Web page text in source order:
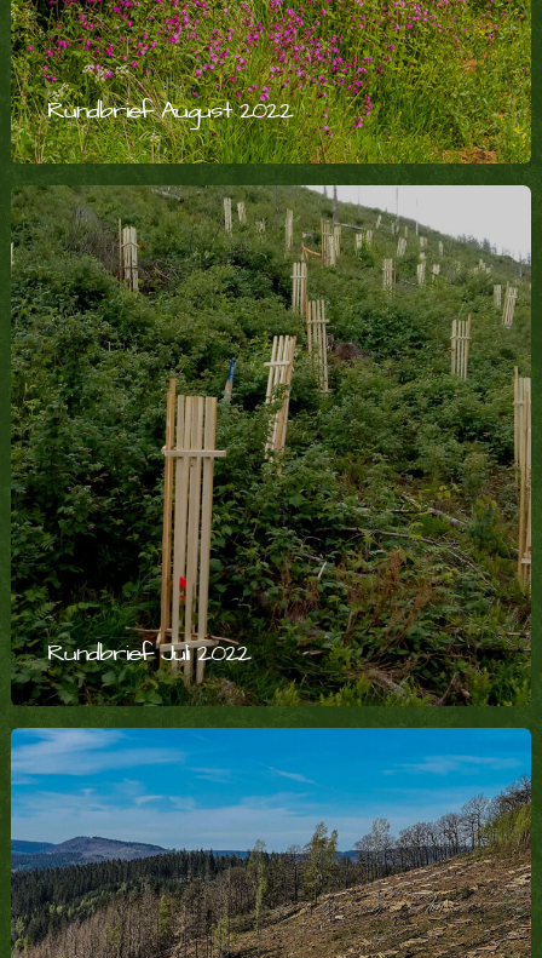
Rundbrief August 2022
Rundbrief Juli 2022